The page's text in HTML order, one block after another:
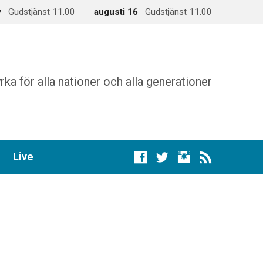
Gudstjänst 11.00 augusti 16 Gudstjänst 11.00
för alla nationer och alla generationer
Live